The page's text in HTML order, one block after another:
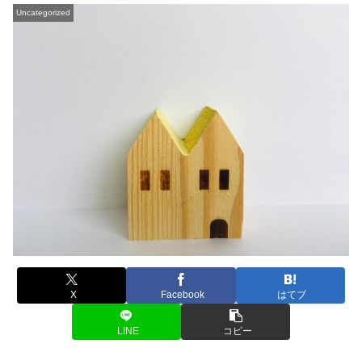
Uncategorized
X Facebook はてブ
LINE コピー